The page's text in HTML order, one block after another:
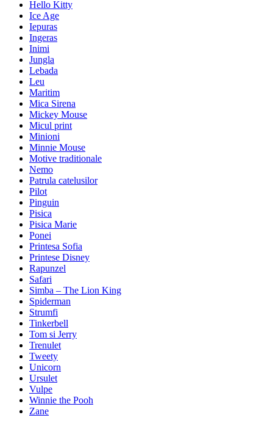
Hello Kitty
Ice Age
Iepuras
Ingeras
Inimi
Jungla
Lebada
Leu
Maritim
Mica Sirena
Mickey Mouse
Micul print
Minioni
Minnie Mouse
Motive traditionale
Nemo
Patrula catelusilor
Pilot
Pinguin
Pisica
Pisica Marie
Ponei
Printesa Sofia
Printese Disney
Rapunzel
Safari
Simba – The Lion King
Spiderman
Strumfi
Tinkerbell
Tom si Jerry
Trenulet
Tweety
Unicorn
Ursulet
Vulpe
Winnie the Pooh
Zane